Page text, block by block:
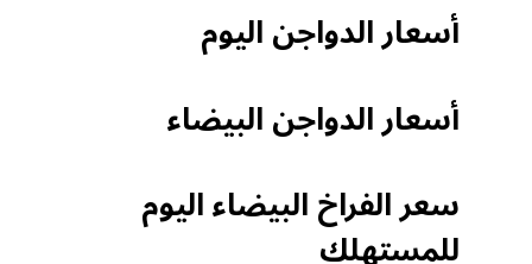
أسعار الدواجن اليوم
أسعار الدواجن البيضاء
سعر الفراخ البيضاء اليوم